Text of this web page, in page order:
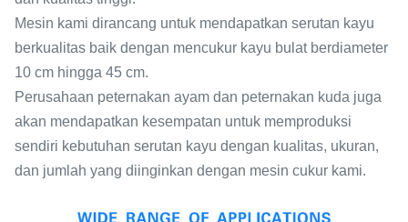
Mesin kami dirancang untuk mendapatkan serutan kayu
berkualitas baik dengan mencukur kayu bulat berdiameter
10 cm hingga 45 cm.
Perusahaan peternakan ayam dan peternakan kuda juga
akan mendapatkan kesempatan untuk memproduksi
sendiri kebutuhan serutan kayu dengan kualitas, ukuran,
dan jumlah yang diinginkan dengan mesin cukur kami.